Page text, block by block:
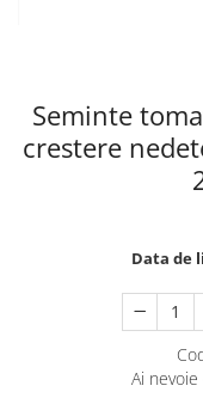
Seminte
crestere
Data de
Ai